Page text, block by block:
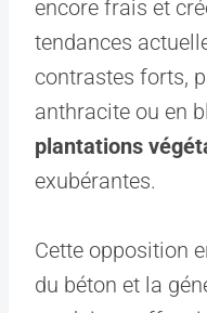
encore frais et
tendances
contrastes forts,
anthracite ou en
plantations
exubérantes.
Cette opposition
du béton et la